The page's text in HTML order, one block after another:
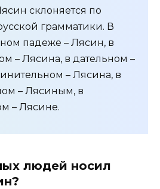
склоняется по
грамматики. В
падеже – Лясин, в
– Лясина, в дательном –
– Лясина, в
– Лясиным, в
– Лясине.
людей носил